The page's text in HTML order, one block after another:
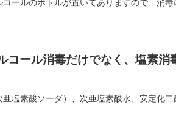
ールのボトルが置いてありますので、消
コール消毒だけでなく、塩素
塩素酸ソーダ）、次亜塩素酸水、安定化